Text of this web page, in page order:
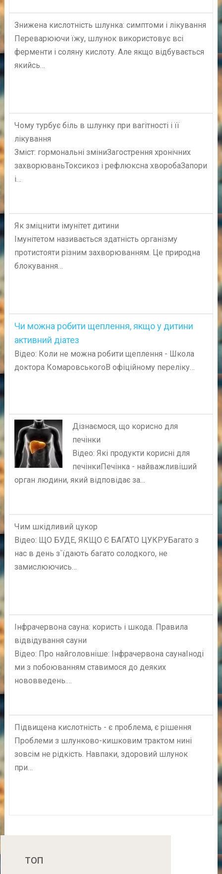
Знижена кислотність шлунка: симптоми і лікування
Переварюючи їжу, шлунок використовує всі
ферменти і соляну кислоту. Але якщо відбувається
якийсь…
Чому турбує біль в шлунку при вагітності і її
лікування
Зміст: гормональні зміниЗагострення хронічних
захворюваньТоксикоз і рефлюксна хворобаЗапори
і…
Як зміцнити імунітет дитини
Імунітетом називається здатність організму
протистояти різним захворюванням. Це природна
блокування…
Чи можна робити щеплення, якщо у дитини
активний діатез
Відео: Коли не можна робити щеплення - Школа
доктора КомаровськогоВ офіційному переліку…
Дізнаємося, що корисно для
печінки
Відео: Які продукти корисні для
печінкиПечінка - найважливіший
орган людини, який відповідає за…
Чим шкідливий цукор
Відео: ЩО БУДЕ, ЯКЩО Є БАГАТО ЦУКРУБагато з
нас в день з`їдають багато солодкого, не
замислюючись…
Інфрачервона сауна: користь і шкода. Правила
відвідування сауни
Відео: Про найголовніше: Інфрачервона саунаІноді
ми з побоюванням ставимося до деяких
нововведень.…
Підвищена кислотність - є проблема, є рішення
Проблеми з шлунково-кишковим трактом нині
зовсім не рідкість. Навпаки, здоровий шлунок
при…
ТОП